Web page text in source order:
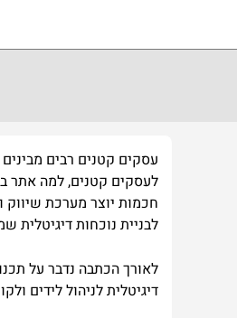
עסקים קטנים רבים
לעסקים קטנים, למה אתר
חכמות יוצר מערכת שיווק
לבניית נוכחות דיגיטלית
דיגיטלית לניהול לידים